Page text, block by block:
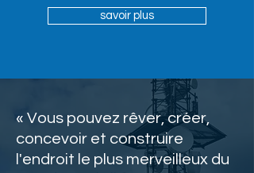
savoir plus
05.
« Vous pouvez rêver, créer,
concevoir et construire
l'endroit le plus merveilleux du